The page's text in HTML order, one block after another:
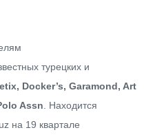
турецких и
Docker’s, Garamond, Art
Assn . Находится
на 19 квартале